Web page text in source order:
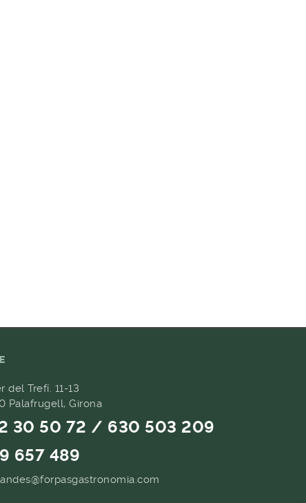
del Trefí. 11-13
Palafrugell, Girona
30 50 72 / 630 503 209
657 489